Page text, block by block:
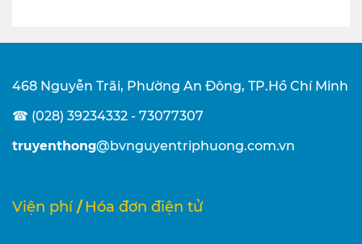
468 Nguyễn Trãi, Phường An Đông, TP.Hồ Chí Minh
☎ (028) 39234332 - 73077307
truyenthong@bvnguyentriphuong.com.vn
Viện phí / Hóa đơn điện tử